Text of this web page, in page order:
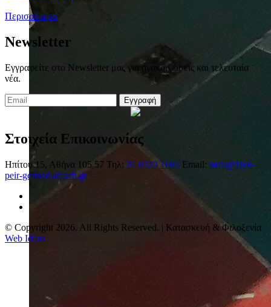
Περισσότερα
Newsletter
Εγγραφείτε στο Newsletter μας για ανακοινώσεις και τελευταία
νέα.
Εγγραφή
Στοιχεία Επικοινωνίας
Ηπίτου 15, Αθήνα 105 57 Τηλ: 21 0322 1687 Email: mail@1lyk-
peir-gennad.att.sch.gr
© Copyright 2026. All Rights Reserved. | Κατασκευή & Φιλοξενία
Web Ideas